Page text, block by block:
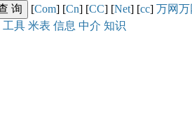
[Com] [Cn] [CC] [Net] [cc] 万网万
工具 米表 信息 中介 知识